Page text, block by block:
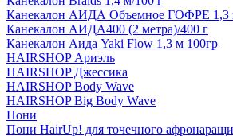
Канекалон АИДА Объемное ГОФРЕ 1,3
Канекалон АИДА400 (2 метра)/400 г
Канекалон Аида Yaki Flow 1,3 м 100гр
HAIRSHOP Ариэль
HAIRSHOP Джессика
HAIRSHOP Body Wave
HAIRSHOP Big Body Wave
Пони
Пони HairUp! для точечного